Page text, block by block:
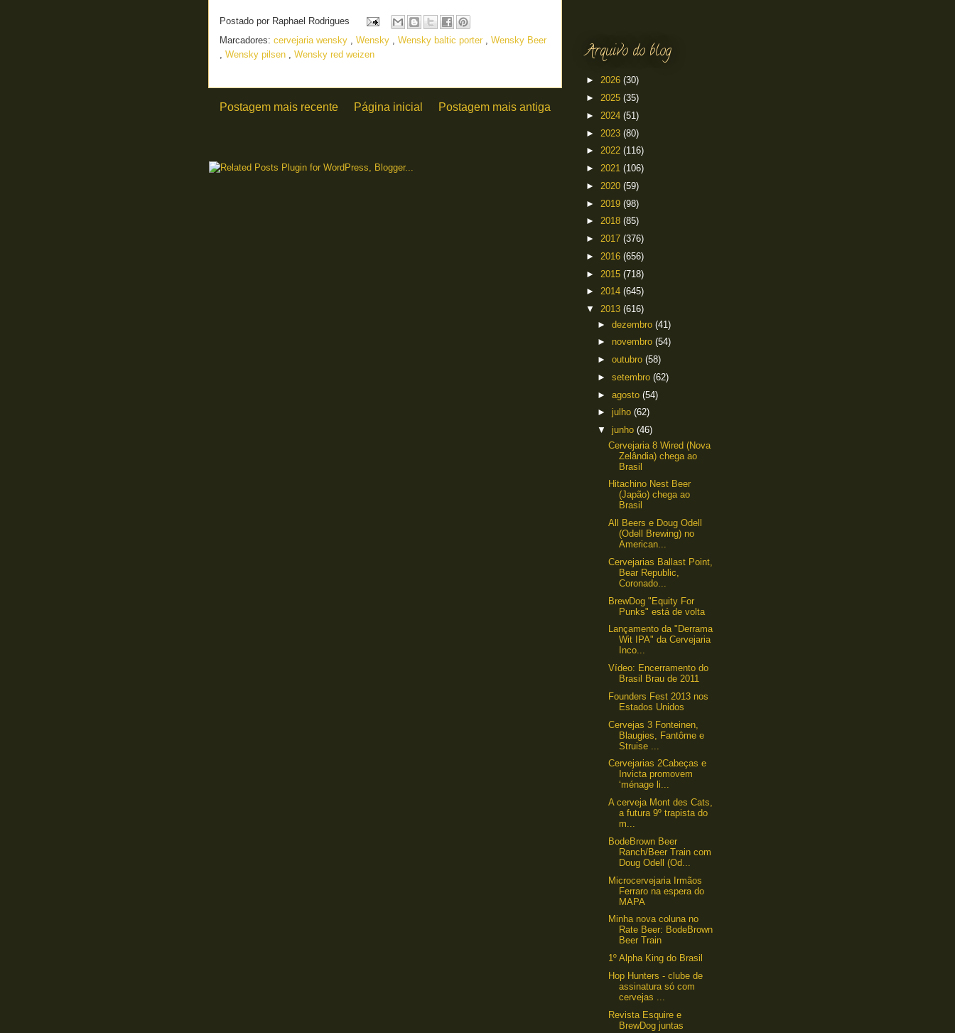
Postado por Raphael Rodrigues
Marcadores: cervejaria wensky , Wensky , Wensky baltic porter , Wensky Beer
, Wensky pilsen , Wensky red weizen
Postagem mais recente Postagem mais antiga
Página inicial
Arquivo do blog
► 2026 (30)
► 2025 (35)
► 2024 (51)
► 2023 (80)
► 2022 (116)
► 2021 (106)
► 2020 (59)
► 2019 (98)
► 2018 (85)
► 2017 (376)
► 2016 (656)
► 2015 (718)
► 2014 (645)
▼ 2013 (616)
► dezembro (41)
► novembro (54)
► outubro (58)
► setembro (62)
► agosto (54)
► julho (62)
▼ junho (46)
Cervejaria 8 Wired (Nova
Zelândia) chega ao
Brasil
Hitachino Nest Beer
(Japão) chega ao
Brasil
All Beers e Doug Odell
(Odell Brewing) no
American...
Cervejarias Ballast Point,
Bear Republic,
Coronado...
BrewDog "Equity For
Punks" está de volta
Lançamento da "Derrama
Wit IPA" da Cervejaria
Inco...
Vídeo: Encerramento do
Brasil Brau de 2011
Founders Fest 2013 nos
Estados Unidos
Cervejas 3 Fonteinen,
Blaugies, Fantôme e
Struise ...
Cervejarias 2Cabeças e
Invicta promovem
‘ménage li...
A cerveja Mont des Cats,
a futura 9º trapista do
m...
BodeBrown Beer
Ranch/Beer Train com
Doug Odell (Od...
Microcervejaria Irmãos
Ferraro na espera do
MAPA
Minha nova coluna no
Rate Beer: BodeBrown
Beer Train
1º Alpha King do Brasil
Hop Hunters - clube de
assinatura só com
cervejas ...
Revista Esquire e
BrewDog juntas